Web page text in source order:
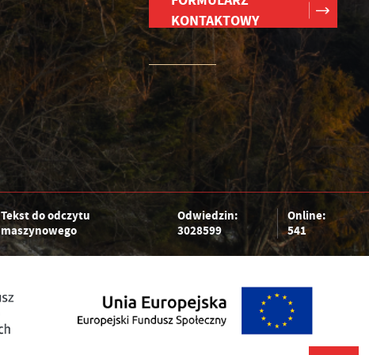
KONTAKTOWY
Tekst do odczytu
maszynowego
Odwiedzin:
3028599
Online:
541